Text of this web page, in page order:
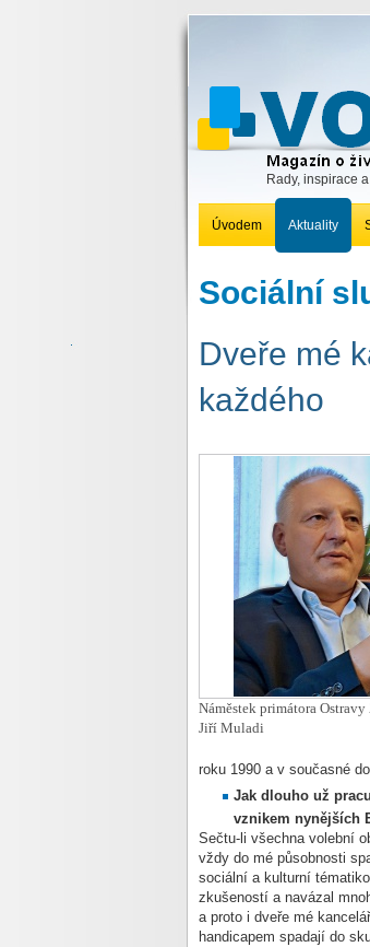
Rady, inspirace
Úvodem Aktuality
Sociální
Dveře mé
každého
Náměstek primátora
Jiří Muladi
roku 1990 a v současné
Jak dlouho už
vznikem nynějších
Sečtu-li všechna volební
vždy do mé působnosti
sociální a kulturní
zkušeností a navázal
a proto i dveře mé
handicapem spadají do